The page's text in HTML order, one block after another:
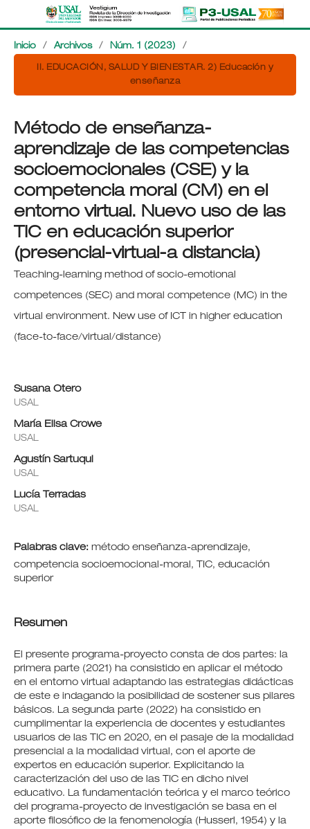
Inicio / Archivos / Núm. 1 (2023) /
II. EDUCACIÓN, SALUD Y BIENESTAR. 2) Educación y
enseñanza
Método de enseñanza-
aprendizaje de las competencias
socioemocionales (CSE) y la
competencia moral (CM) en el
entorno virtual. Nuevo uso de las
TIC en educación superior
(presencial-virtual-a distancia)
Teaching-learning method of socio-emotional
competences (SEC) and moral competence (MC) in the
virtual environment. New use of ICT in higher education
(face-to-face/virtual/distance)
Susana Otero
USAL
María Elisa Crowe
USAL
Agustín Sartuqui
USAL
Lucía Terradas
USAL
Palabras clave: método enseñanza-aprendizaje,
competencia socioemocional-moral, TIC, educación
superior
Resumen
El presente programa-proyecto consta de dos partes: la
primera parte (2021) ha consistido en aplicar el método
en el entorno virtual adaptando las estrategias didácticas
de este e indagando la posibilidad de sostener sus pilares
básicos. La segunda parte (2022) ha consistido en
cumplimentar la experiencia de docentes y estudiantes
usuarios de las TIC en 2020, en el pasaje de la modalidad
presencial a la modalidad virtual, con el aporte de
expertos en educación superior. Explicitando la
caracterización del uso de las TIC en dicho nivel
educativo. La fundamentación teórica y el marco teórico
del programa-proyecto de investigación se basa en el
aporte filosófico de la fenomenología (Husserl, 1954) y la